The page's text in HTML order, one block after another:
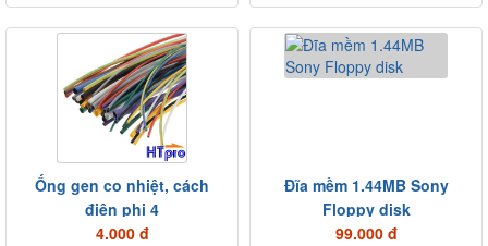
Ống gen co nhiệt, cách
điện phi 4
4.000 đ
Đĩa mềm 1.44MB Sony
Floppy disk
99.000 đ